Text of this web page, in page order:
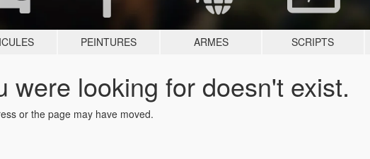
PEINTURES ARMES SCRIPTS
were looking for doesn't exist.
or the page may have moved.